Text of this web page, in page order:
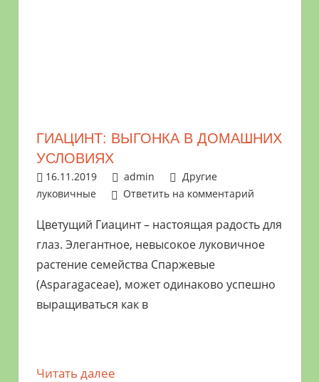
ГИАЦИНТ: ВЫГОНКА В ДОМАШНИХ
УСЛОВИЯХ
16.11.2019 admin
Другие
луковичные
Ответить на комментарий
Цветущий Гиацинт – настоящая радость для
глаз. Элегантное, невысокое луковичное
растение семейства Спаржевые
(Asparagaceae), может одинаково успешно
выращиваться как в
Читать далее